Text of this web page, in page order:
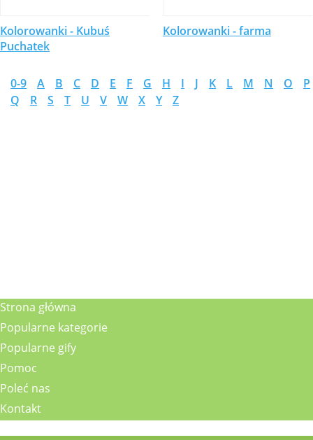
Kolorowanki - Kubuś
Puchatek
Kolorowanki - farma
0-9 A B C D E F G H I J K L M N O
P
Q
R S T U V W X Y Z
Strona główna
Popularne kategorie
Popularne gify
Pomoc
Poleć nas
Kontakt